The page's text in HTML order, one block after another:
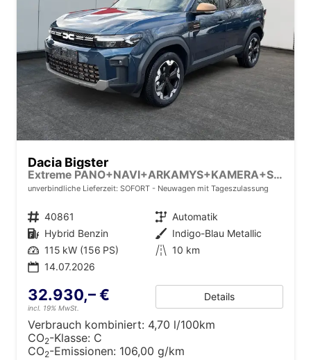
Dacia Bigster
Extreme PANO+NAVI+ARKAMYS+KAMERA+SHZ+LED+18"ALU
unverbindliche Lieferzeit: SOFORT Neuwagen mit Tageszulassung
Fahrzeugnr. 40861 Getriebe Automatik
Kraftstoff Hybrid Benzin Außenfarbe Indigo-Blau Metallic
Leistung 115 kW (156 PS) Kilometerstand 10 km
14.07.2026
32.930,– €
incl. 19% MwSt.
Details
Verbrauch kombiniert: 4,70 l/100km
CO2-Klasse: C
CO2-Emissionen: 106,00 g/km